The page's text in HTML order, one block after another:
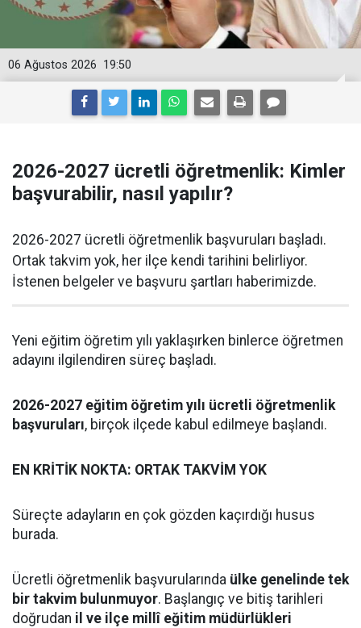
19:50
06 Ağustos 2026
2026-2027 ücretli öğretmenlik: Kimler
başvurabilir, nasıl yapılır?
2026-2027 ücretli öğretmenlik başvuruları başladı.
Ortak takvim yok, her ilçe kendi tarihini belirliyor.
İstenen belgeler ve başvuru şartları haberimizde.
Yeni eğitim öğretim yılı yaklaşırken binlerce öğretmen
adayını ilgilendiren süreç başladı.
2026-2027 eğitim öğretim yılı ücretli öğretmenlik
başvuruları, birçok ilçede kabul edilmeye başlandı.
EN KRİTİK NOKTA: ORTAK TAKVİM YOK
Süreçte adayların en çok gözden kaçırdığı husus
burada.
Ücretli öğretmenlik başvurularında ülke genelinde tek
bir takvim bulunmuyor. Başlangıç ve bitiş tarihleri
doğrudan il ve ilçe millî eğitim müdürlükleri